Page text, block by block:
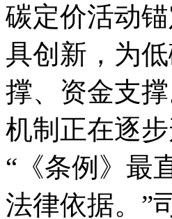
碳定价活动
具创新，为
撑、资金支
机制正在逐步
“《条例》最
法律依据。”